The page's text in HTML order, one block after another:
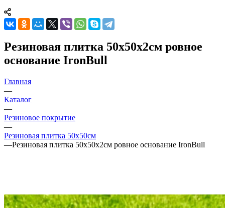
Резиновая плитка 50х50х2см ровное
основание IronBull
Главная
—
Каталог
—
Резиновое покрытие
—
Резиновая плитка 50х50см
—Резиновая плитка 50х50х2см ровное основание IronBull